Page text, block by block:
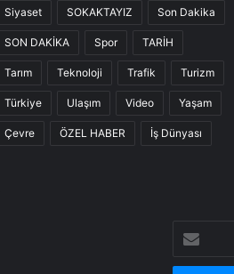
Siyaset SOKAKTAYIZ Son Dakika
SON DAKİKA Spor TARİH
Tarım Teknoloji Trafik Turizm
Türkiye Ulaşım Video Yaşam
Çevre ÖZEL HABER İş Dünyası
E-
Posta
adresinizi